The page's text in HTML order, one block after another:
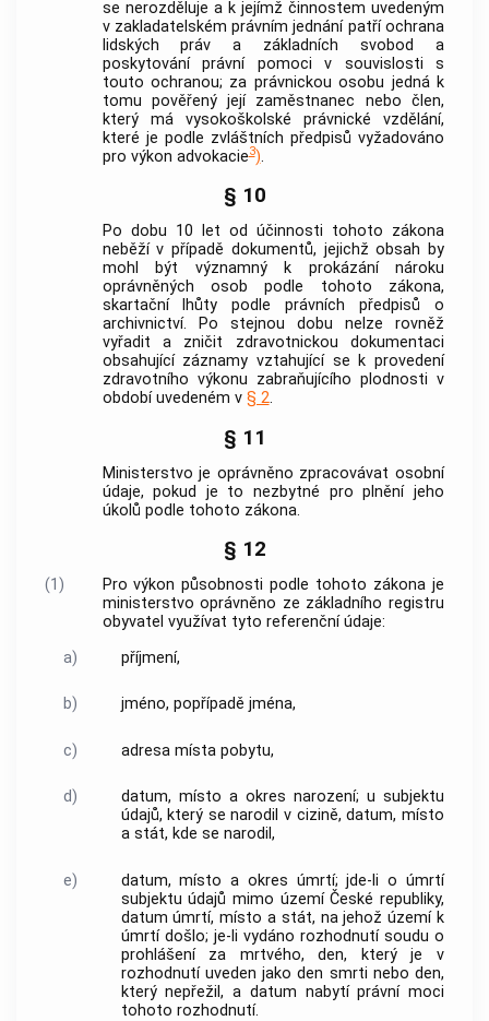
se nerozděluje a k jejímž činnostem uvedeným
v zakladatelském právním jednání patří ochrana
lidských práv a základních svobod a
poskytování právní pomoci v souvislosti s
touto ochranou; za právnickou osobu jedná k
tomu pověřený její zaměstnanec nebo člen,
který má vysokoškolské právnické vzdělání,
které je podle zvláštních předpisů vyžadováno
pro výkon advokacie3).
§ 10
Po dobu 10 let od účinnosti tohoto zákona
neběží v případě dokumentů, jejichž obsah by
mohl být významný k prokázání nároku
oprávněných osob podle tohoto zákona,
skartační lhůty podle právních předpisů o
archivnictví. Po stejnou dobu nelze rovněž
vyřadit a zničit zdravotnickou dokumentaci
obsahující záznamy vztahující se k provedení
zdravotního výkonu zabraňujícího plodnosti v
období uvedeném v § 2.
§ 11
Ministerstvo je oprávněno zpracovávat osobní
údaje, pokud je to nezbytné pro plnění jeho
úkolů podle tohoto zákona.
§ 12
(1)
Pro výkon působnosti podle tohoto zákona je
ministerstvo oprávněno ze základního registru
obyvatel využívat tyto referenční údaje:
a)
příjmení,
b) jméno, popřípadě jména,
c) adresa místa pobytu,
d)
datum, místo a okres narození; u subjektu
údajů, který se narodil v cizině, datum, místo
a stát, kde se narodil,
e)
datum, místo a okres úmrtí; jde-li o úmrtí
subjektu údajů mimo území České republiky,
datum úmrtí, místo a stát, na jehož území k
úmrtí došlo; je-li vydáno rozhodnutí soudu o
prohlášení za mrtvého, den, který je v
rozhodnutí uveden jako den smrti nebo den,
který nepřežil, a datum nabytí právní moci
tohoto rozhodnutí.